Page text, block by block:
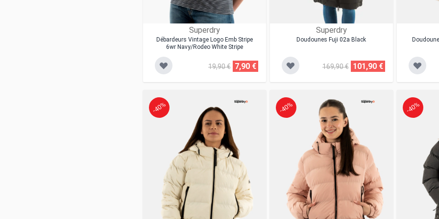
Superdry
Débardeurs Vintage Logo Emb Stripe
6wr Navy/rodeo White Stripe
19,90 € 7,90 €
Superdry
Doudounes Fuji 02a Black
169,90 € 101,90 €
-40% -40% -40%